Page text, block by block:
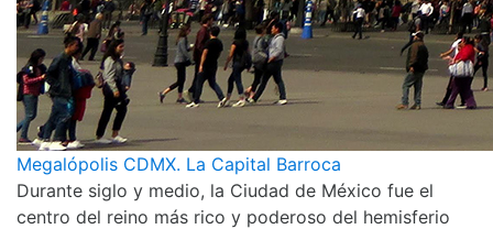
Megalópolis CDMX. La Capital Barroca
Durante siglo y medio, la Ciudad de México fue el
centro del reino más rico y poderoso del hemisferio